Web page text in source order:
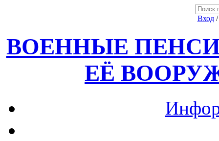
Вход
ВОЕННЫЕ
ЕЁ